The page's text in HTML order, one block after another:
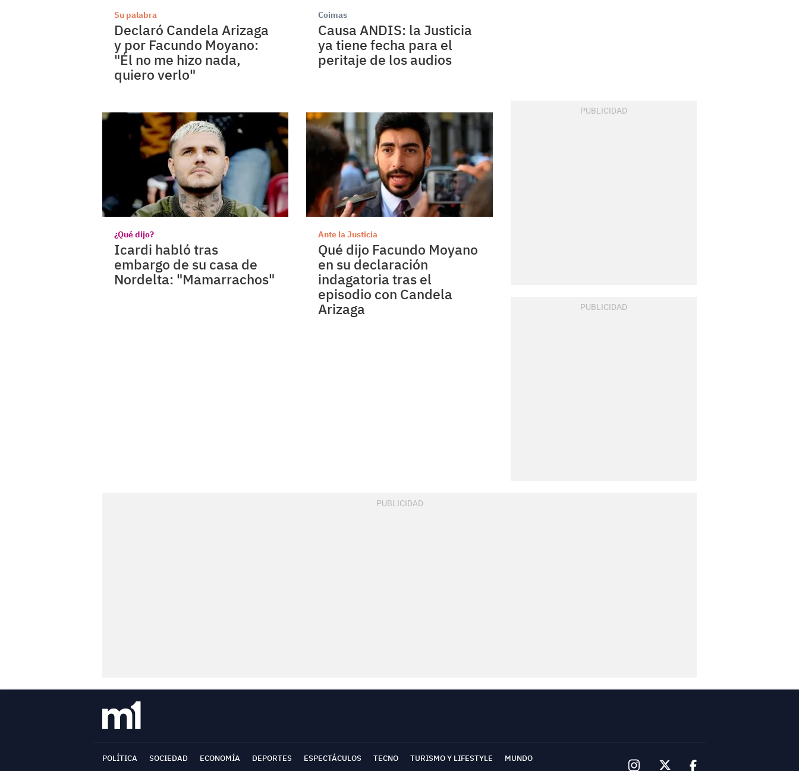
Su palabra
Declaró Candela Arizaga
y por Facundo Moyano:
"Él no me hizo nada,
quiero verlo"
Coimas
Causa ANDIS: la Justicia
ya tiene fecha para el
peritaje de los audios
¿Qué dijo?
Icardi habló tras
embargo de su casa de
Nordelta: "Mamarrachos"
Ante la Justicia
Qué dijo Facundo Moyano
en su declaración
indagatoria tras el
episodio con Candela
Arizaga
POLÍTICA SOCIEDAD ECONOMÍA DEPORTES ESPECTÁCULOS TECNO TURISMO Y LIFESTYLE MUNDO